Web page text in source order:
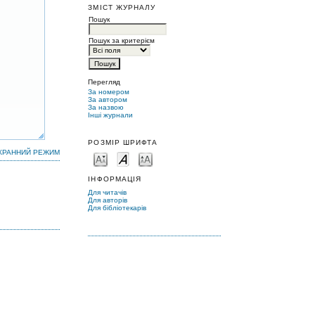
ЗМІСТ ЖУРНАЛУ
Пошук
Пошук за критерієм
Перегляд
За номером
За автором
За назвою
Інші журнали
РОЗМІР ШРИФТА
ІНФОРМАЦІЯ
Для читачів
Для авторів
Для бібліотекарів
РЕЖИМ